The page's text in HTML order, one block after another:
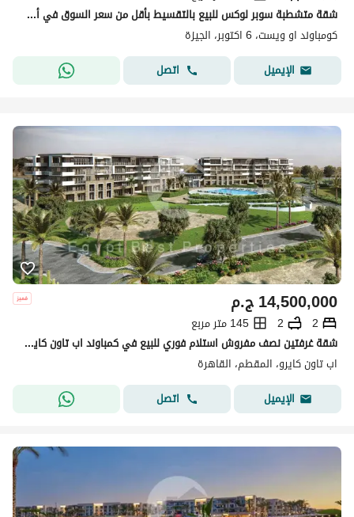
شقة متشطبة سوبر لوكس للبيع بالتقسيط بأقل من سعر السوق في أو ويست من أوراسكوم 6 أكتوبر طريق الواحات O West Tulwa 6th of October Al Wahat Road
كومباوند او ويست، 6 اكتوبر، الجيزة
الإيميل
اتصل
ج.م14,500,000
2
2
145 متر مربع
شقة غرفتين نصف مفروش استلام فوري للبيع في كمباوند اب تاون كايرو اعمار
اب تاون كايرو، المقطم، القاهرة
الإيميل
اتصل